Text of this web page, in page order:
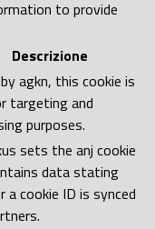
to provide
Descrizione
agkn, this cookie is
targeting and
purposes.
sets the anj cookie
data stating
a cookie ID is synced